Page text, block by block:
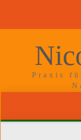
Praxis